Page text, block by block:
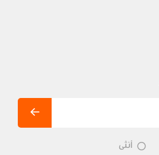
أنثى